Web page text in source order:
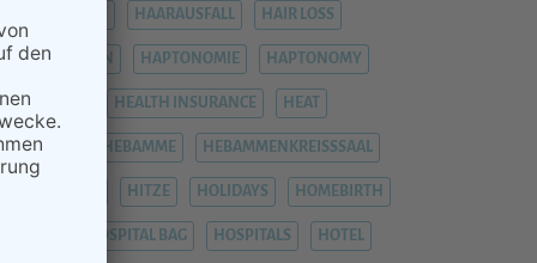
HAARAUSFALL HAIR LOSS
HAPTONOMIE HAPTONOMY
HEALTH INSURANCE HEAT
LEGS HEBAMME HEBAMMENKREISSSAAL
HITZE HOLIDAYS HOMEBIRTH
HOSPITAL BAG HOSPITALS HOTEL